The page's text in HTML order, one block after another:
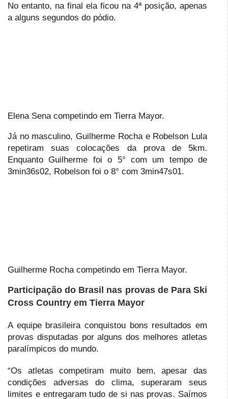
No entanto, na final ela ficou na 4ª posição, apenas
a alguns segundos do pódio.
Elena Sena competindo em Tierra Mayor.
Já no masculino, Guilherme Rocha e Robelson Lula
repetiram suas colocações da prova de 5km.
Enquanto Guilherme foi o 5° com um tempo de
3min36s02, Robelson foi o 8° com 3min47s01.
Guilherme Rocha competindo em Tierra Mayor.
Participação do Brasil nas provas de Para Ski
Cross Country em Tierra Mayor
A equipe brasileira conquistou bons resultados em
provas disputadas por alguns dos melhores atletas
paralímpicos do mundo.
“Os atletas competiram muito bem, apesar das
condições adversas do clima, superaram seus
limites e entregaram tudo de si nas provas. Saímos